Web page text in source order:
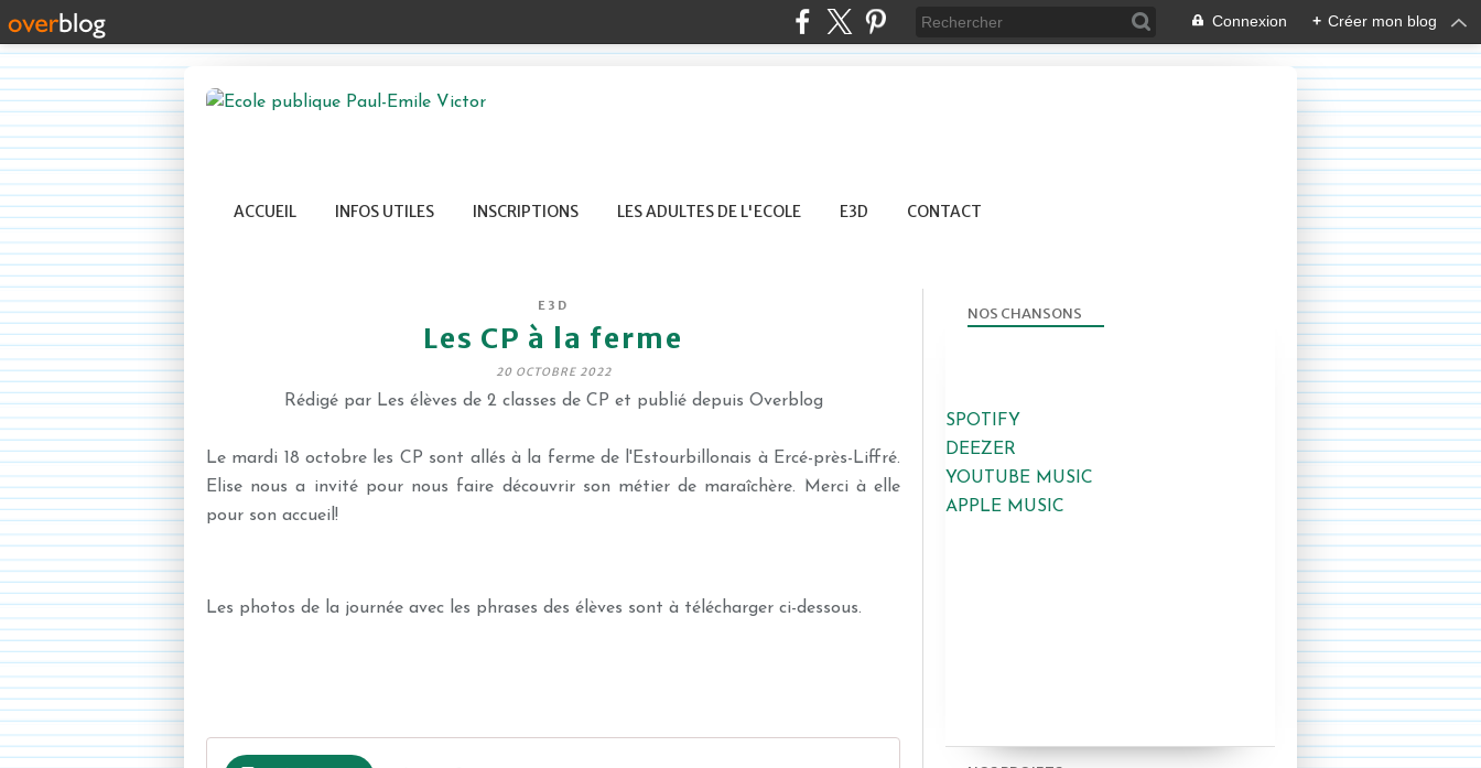
Connexion + Créer mon blog
ACCUEIL INFOS UTILES INSCRIPTIONS LES ADULTES DE L'ECOLE E3D CONTACT
E3D
Les CP à la ferme
20 OCTOBRE 2022
Rédigé par Les élèves de 2 classes de CP et publié depuis Overblog
Le mardi 18 octobre les CP sont allés à la ferme de l'Estourbillonais à Ercé-près-Liffré.
Elise nous a invité pour nous faire découvrir son métier de maraîchère. Merci à elle
pour son accueil!
Les photos de la journée avec les phrases des élèves sont à télécharger ci-dessous.
NOS CHANSONS
SPOTIFY
DEEZER
YOUTUBE MUSIC
APPLE MUSIC